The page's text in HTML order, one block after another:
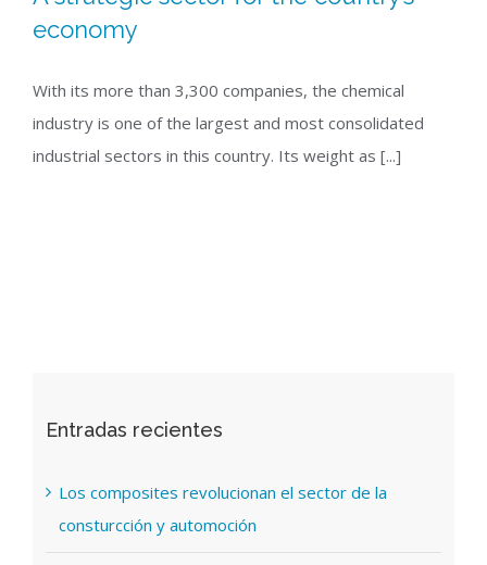
economy
With its more than 3,300 companies, the chemical
industry is one of the largest and most consolidated
industrial sectors in this country. Its weight as [...]
Entradas recientes
Los composites revolucionan el sector de la
consturcción y automoción